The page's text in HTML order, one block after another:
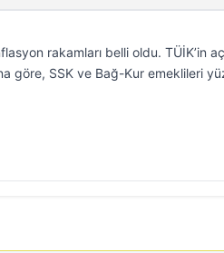
rakamları belli oldu. TÜİK’in
göre, SSK ve Bağ-Kur emeklileri